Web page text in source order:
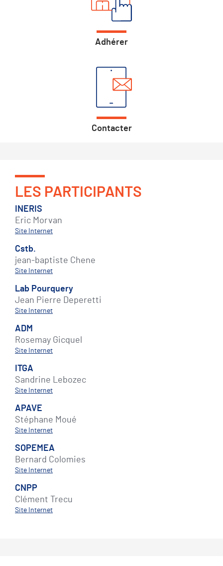
Adhérer
Contacter
LES PARTICIPANTS
INERIS
Eric Morvan
Site Internet
Cstb.
jean-baptiste Chene
Site Internet
Lab Pourquery
Jean Pierre Deperetti
Site Internet
ADM
Rosemay Gicquel
Site Internet
ITGA
Sandrine Lebozec
Site Internet
APAVE
Stéphane Moué
Site Internet
SOPEMEA
Bernard Colomies
Site Internet
CNPP
Clément Trecu
Site Internet